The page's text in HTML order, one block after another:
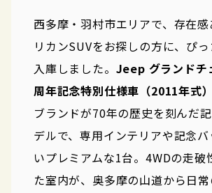
西多摩・羽村市エリアで、存在
リカンSUVをお探しの方に、ぴ
入庫しました。 Jeep グランドチ
周年記念特別仕様車（2011年式）
ブランドが70年の歴史を刻んだ
デルで、専用インテリアや記念
いプレミアムな1台。4WDの走破
た室内が、奥多摩の山道から日